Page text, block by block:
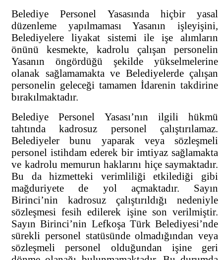
Belediye Personel Yasasında hiçbir yasal
düzenleme yapılmaması Yasanın işleyişini,
Belediyelere liyakat sistemi ile işe alımların
önünü kesmekte, kadrolu çalışan personelin
Yasanın öngördüğü şekilde yükselmelerine
olanak sağlamamakta ve Belediyelerde çalışan
personelin geleceği tamamen İdarenin takdirine
bırakılmaktadır.
Belediye Personel Yasası’nın ilgili hükmü
tahtında kadrosuz personel çalıştırılamaz.
Belediyeler bunu yaparak veya sözleşmeli
personel istihdam ederek bir imtiyaz sağlamakta
ve kadrolu memurun haklarını hiçe saymaktadır.
Bu da hizmetteki verimliliği etkilediği gibi
mağduriyete de yol açmaktadır. Sayın
Birinci’nin kadrosuz çalıştırıldığı nedeniyle
sözleşmesi fesih edilerek işine son verilmiştir.
Sayın Birinci’nin Lefkoşa Türk Belediyesi’nde
sürekli personel statüsünde olmadığından veya
sözleşmeli personel olduğundan işine geri